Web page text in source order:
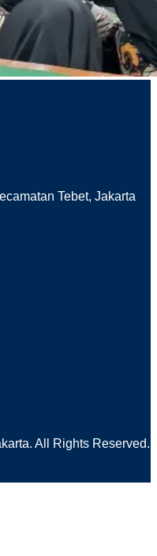
Tebet, Jakarta
All Rights Reserved.